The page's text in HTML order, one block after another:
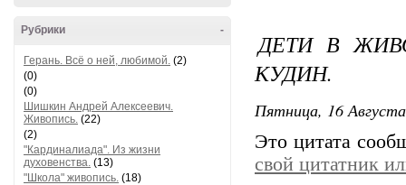
-
Рубрики
Герань. Всё о ней, любимой. (2)
(0)
(0)
Шишкин Андрей Алексеевич.
Живопись. (22)
(2)
"Кардиналиада". Из жизни
духовенства. (13)
"Школа" живопись. (18)
ДЕТИ В
КУДИН.
Пятница, 16
Это цитата
свой цитатник